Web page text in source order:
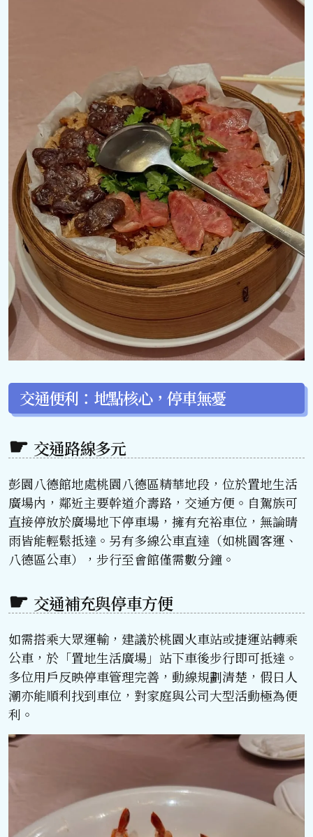
交通便利：地點核心，停車無憂
交通路線多元
彭園八德館地處桃園八德區精華地段，位於置地生活
廣場內，鄰近主要幹道介壽路，交通方便。自駕族可
直接停放於廣場地下停車場，擁有充裕車位，無論晴
雨皆能輕鬆抵達。另有多線公車直達（如桃園客運、
八德區公車），步行至會館僅需數分鐘。
交通補充與停車方便
如需搭乘大眾運輸，建議於桃園火車站或捷運站轉乘
公車，於「置地生活廣場」站下車後步行即可抵達。
多位用戶反映停車管理完善，動線規劃清楚，假日人
潮亦能順利找到車位，對家庭與公司大型活動極為便
利。